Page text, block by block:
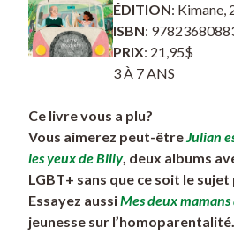
ÉDITION: Kimane,
ISBN:
PRIX: 21,95$
3 À 7 ANS
Ce livre vous a plu?
Vous aimerez peut-êtreJulian
les yeux de Billy, deux albums
LGBT+ sans que ce soit le
Essayez aussiMes deux mamans
jeunesse sur l’homoparentalité.